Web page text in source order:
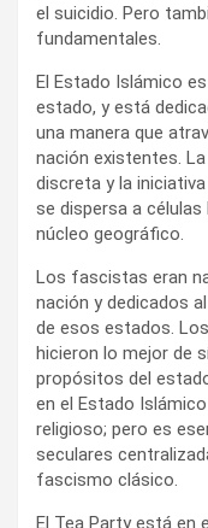
el suicidio. Pero
fundamentales.
El Estado Islámico
estado, y está
una manera que
nación existentes.
discreta y la
se dispersa a células
núcleo geográfico.
Los fascistas eran
nación y dedicados
de esos estados.
hicieron lo mejor de
propósitos del
en el Estado
religioso; pero es
seculares
fascismo clásico.
El Tea Party está en